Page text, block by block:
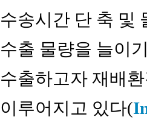
수송시간 단 축 및
수출 물량을 늘이
수출하고자 재배
이루어지고 있다(